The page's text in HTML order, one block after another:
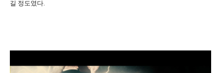
길 정도였다.